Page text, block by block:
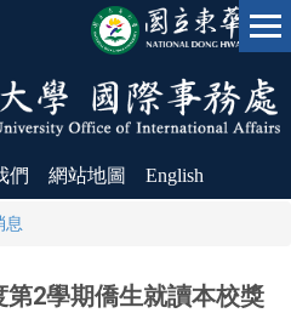
們 網站地圖 English
息
第2學期僑生就讀本校獎